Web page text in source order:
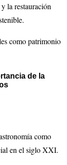
la restauración
como patrimonio
de la
como
en el siglo XXI.